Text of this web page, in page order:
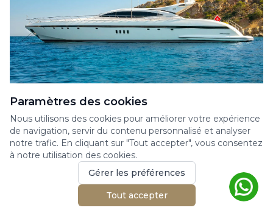
MANGUSTA YACHTS 108
Yacht à moteur
Motor Yacht Mangusta 108 for charter on the
French Riviera. Designed to offer a cruising
experience...
4 cabines
10 invités
Paramètres des cookies
Nous utilisons des cookies pour améliorer votre expérience
de navigation, servir du contenu personnalisé et analyser
notre trafic. En cliquant sur "Tout accepter", vous consentez
à notre utilisation des cookies.
Gérer les préférences
Tout accepter